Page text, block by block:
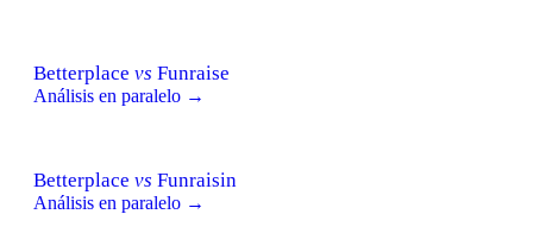
Betterplace vs Funraise
Análisis en paralelo →
Betterplace vs Funraisin
Análisis en paralelo →